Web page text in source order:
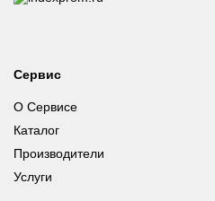
Сервис
О Сервисе
Каталог
Производители
Услуги